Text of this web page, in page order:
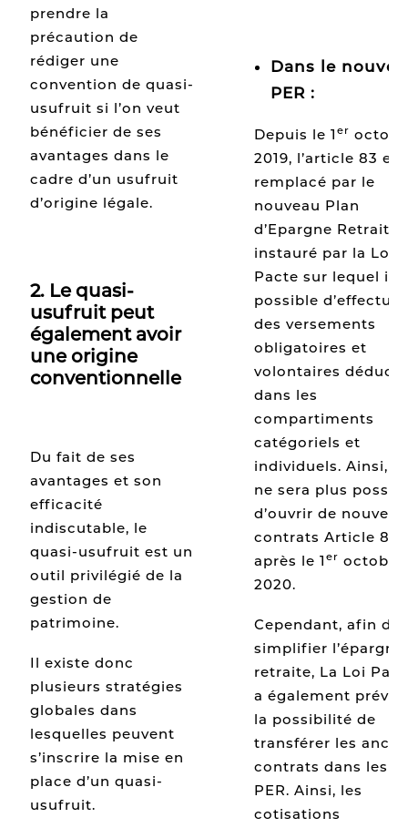
prendre la
précaution de
rédiger une
convention de quasi-
usufruit si l’on veut
bénéficier de ses
avantages dans le
cadre d’un usufruit
d’origine légale.
2. Le quasi-
usufruit peut
également avoir
une origine
conventionnelle
Du fait de ses
avantages et son
efficacité
indiscutable, le
quasi-usufruit est un
outil privilégié de la
gestion de
patrimoine.
Il existe donc
plusieurs stratégies
globales dans
lesquelles peuvent
s’inscrire la mise en
place d’un quasi-
usufruit.
Dans le
PER :
Depuis le 1 er
2019, l’article 83 est
remplacé par le
nouveau Plan
d’Epargne Retraite
instauré par la Loi
Pacte sur lequel il
possible d’effectuer
des versements
obligatoires et
volontaires
dans les
compartiments
catégoriels et
individuels. Ainsi, il
ne sera plus
d’ouvrir de
contrats Article 83
après le 1 er octobre
2020.
Cependant, afin de
simplifier l’épargne
retraite, La Loi
a également prévue
la possibilité de
transférer les
contrats dans les
PER. Ainsi, les
cotisations